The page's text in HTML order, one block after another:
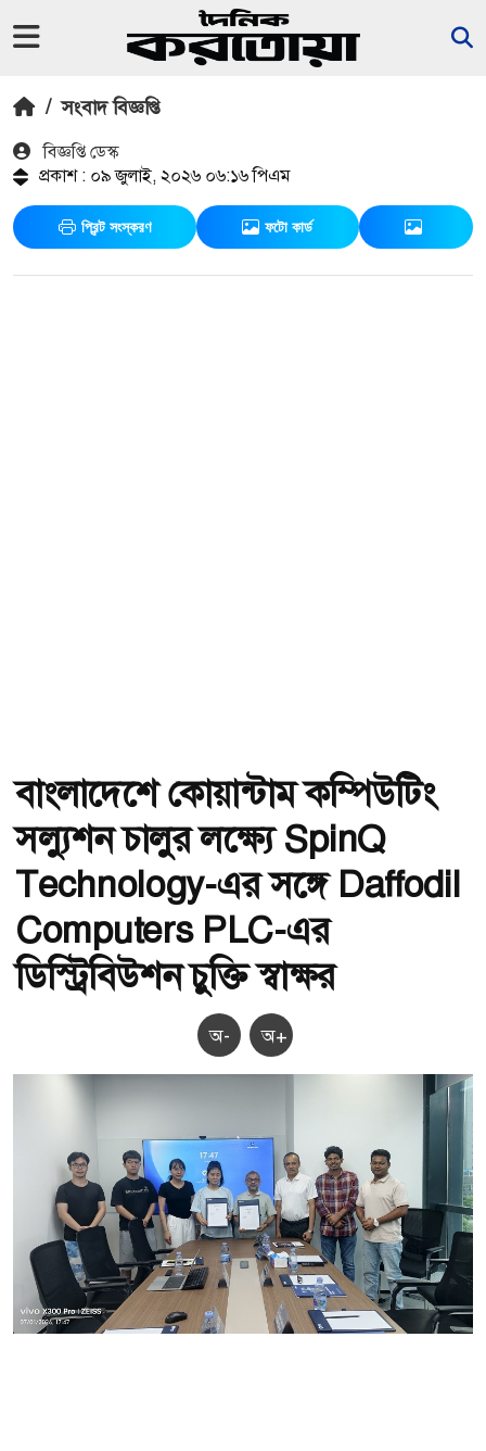
/ সংবাদ বিজ্ঞপ্তি
বিজ্ঞপ্তি ডেস্ক
প্রকাশ : ০৯ জুলাই, ২০২৬ ০৬:১৬ পিএম
প্রিন্ট সংস্করণ ফটো কার্ড
বাংলাদেশে কোয়ান্টাম কম্পিউটিং
সল্যুশন চালুর লক্ষ্যে SpinQ
Technology-এর সঙ্গে Daffodil
Computers PLC-এর
ডিস্ট্রিবিউশন চুক্তি স্বাক্ষর
অ- অ+